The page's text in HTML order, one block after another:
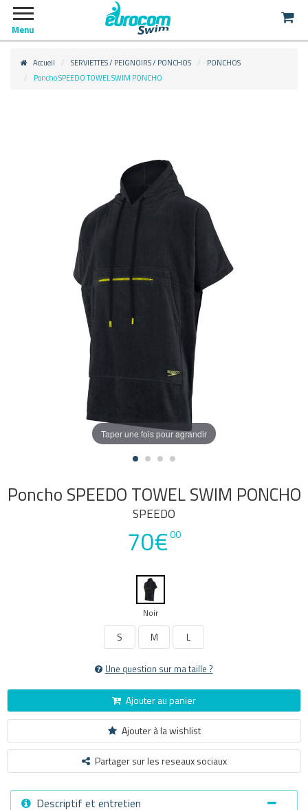
Menu
Accueil SERVIETTES / PEIGNOIRS / PONCHOS
PONCHOS
Poncho SPEEDO TOWEL SWIM PONCHO
Taper une fois pour agrandir
Poncho SPEEDO TOWEL SWIM PONCHO
SPEEDO
70€00
Noir
S M L
Une question sur ma taille ?
Ajouter au panier
Ajouter à la wishlist
Partager sur les reseaux sociaux
Descriptif et entretien